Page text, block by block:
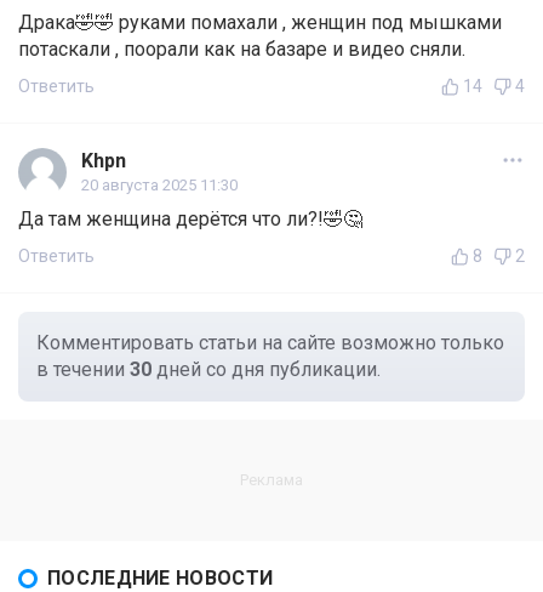
Драка🤣🤣 руками помахали , женщин под мышками
потаскали , поорали как на базаре и видео сняли.
Ответить 14 4
Khpn
20 августа 2025 11:30
Да там женщина дерётся что ли?!🤣🤔
Ответить 8 2
Комментировать статьи на сайте возможно только
в течении 30 дней со дня публикации.
ПОСЛЕДНИЕ НОВОСТИ